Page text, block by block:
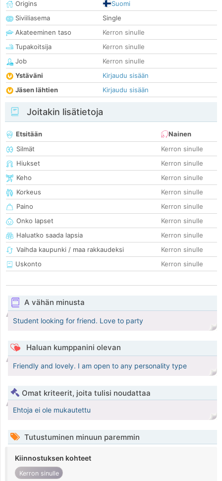
Origins
Suomi
Siviiliasema
Single
Akateeminen taso
Kerron sinulle
Tupakoitsija
Kerron sinulle
Job
Kerron sinulle
Ystäväni
Kirjaudu sisään
Jäsen lähtien
Kirjaudu sisään
Joitakin lisätietoja
Etsitään
Nainen
Silmät
Kerron sinulle
Hiukset
Kerron sinulle
Keho
Kerron sinulle
Korkeus
Kerron sinulle
Paino
Kerron sinulle
Onko lapset
Kerron sinulle
Haluatko saada lapsia
Kerron sinulle
Vaihda kaupunki / maa rakkaudeksi
Kerron sinulle
Uskonto
Kerron sinulle
A vähän minusta
Student looking for friend. Love to party
Haluan kumppanini olevan
Friendly and lovely. I am open to any personality type
Omat kriteerit, joita tulisi noudattaa
Ehtoja ei ole mukautettu
Tutustuminen minuun paremmin
Kiinnostuksen kohteet
Kerron sinulle